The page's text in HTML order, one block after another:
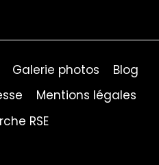
Galerie photos
Blog
Mentions légales
RSE